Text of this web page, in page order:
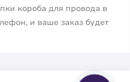
короба для провода в
и ваше заказ будет